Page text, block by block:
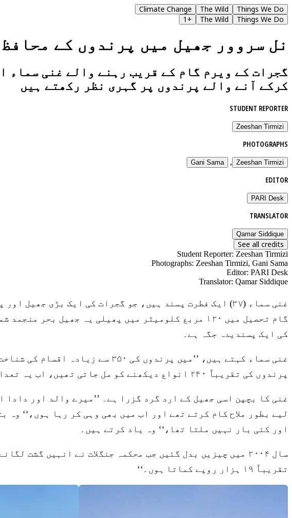
Things We Do
The Wild
Climate Change
Things We Do
The Wild
+
1
نل سروور جھیل میں پرندوں کے
گجرات کے ویرم گام کے قریب رہنے والے غنی سماء
کرکے آنے والے پرندوں پر گہری نظر رکھتے ہیں
STUDENT REPORTER
Zeeshan Tirmizi
PHOTOGRAPHS
Zeeshan Tirmizi
,
Gani Sama
EDITOR
PARI Desk
TRANSLATOR
Qamar Siddique
See all credits
Student Reporter: Zeeshan Tirmizi
Photographs: Zeeshan Tirmizi, Gani Sama
Editor: PARI Desk
Translator: Qamar Siddique
غنی سماء (۳۷) ایک فطرت پسند ہیں، جو گجرات کی ایک بڑی
گام تحصیل میں ۱۲۰ مربع کلومیٹر میں پھیلی یہ
کی ایک پسندیدہ جگہ ہے۔
غنی سماء کہتے ہیں، ’’میں
پرندوں کی تقریباً ۲۴۰ انواع دیکھنے کو مل جاتی تھیں، اب یہ تعداد بڑھ کر ۳۱۵ سے زیادہ ہو چکی ہے۔‘‘
غنی کا بچپن اسی جھیل کے ارد گرد گزرا ہے۔ ’’میرے والد اور
اور کئی بار نہیں ملتا تھا،‘‘ وہ یاد کرتے ہیں۔
سال ۲۰۰۴ میں چیزیں بدل گئیں جب محکمہ جنگلات نے انہیں
تقریباً ۱۹ ہزار روپے کماتا ہوں۔‘‘